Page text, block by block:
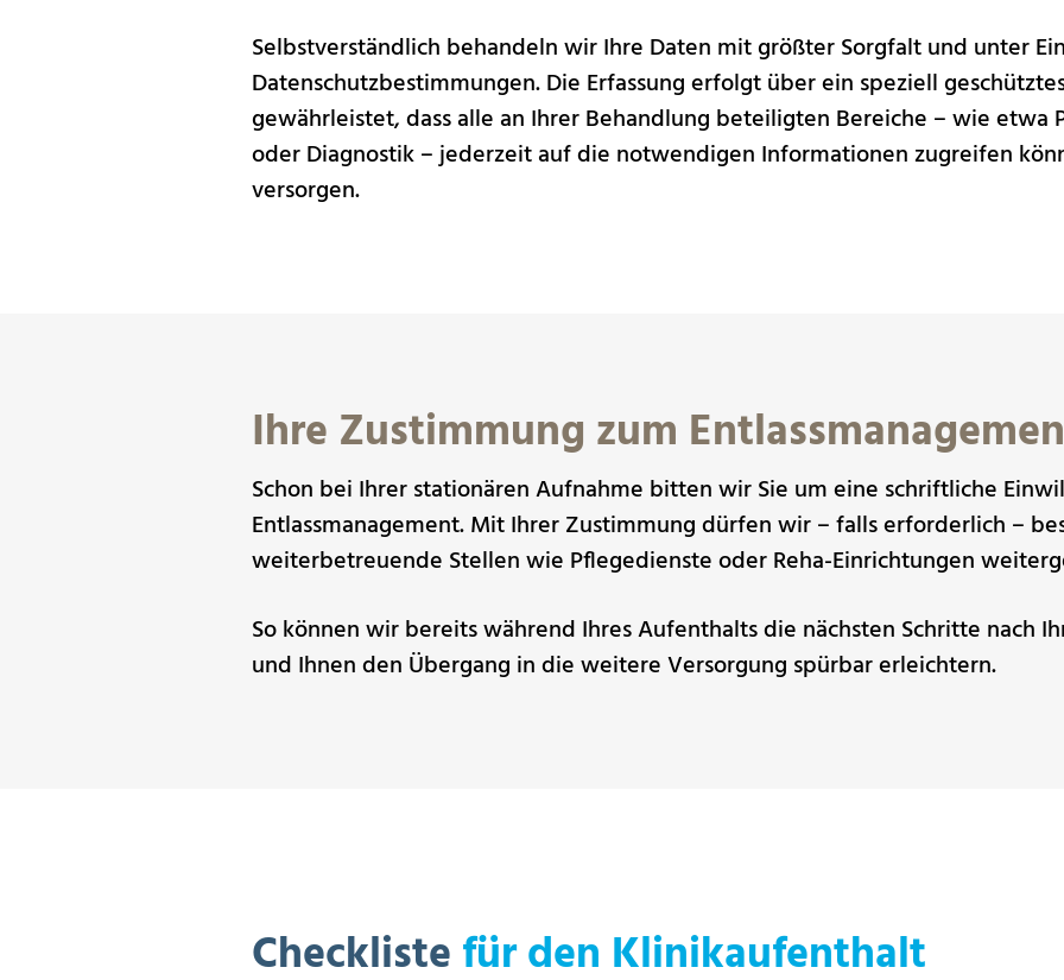
Selbstverständlich behandeln wir Ihre Daten mit größter Sorgfalt und unter
Datenschutzbestimmungen. Die Erfassung erfolgt über ein speziell
gewährleistet, dass alle an Ihrer Behandlung beteiligten Bereiche – wie etwa
oder Diagnostik – jederzeit auf die notwendigen Informationen zugreifen
versorgen.
Ihre Zustimmung zum
Schon bei Ihrer stationären Aufnahme bitten wir Sie um eine schriftliche
Entlassmanagement. Mit Ihrer Zustimmung dürfen wir – falls erforderlich –
weiterbetreuende Stellen wie Pflegedienste oder Reha-Einrichtungen
So können wir bereits während Ihres Aufenthalts die nächsten Schritte nach
und Ihnen den Übergang in die weitere Versorgung spürbar erleichtern.
Checklistefür den Klinikaufenthalt